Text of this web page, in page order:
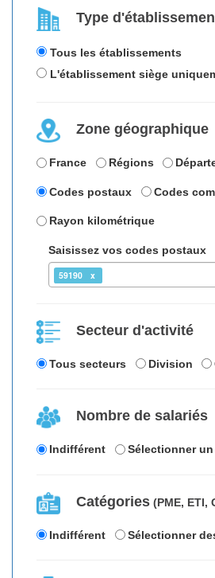
Type
Tous les établissements
L'établissement siège
Zone géographique
France Régions
Codes postaux Codes
Rayon kilométrique
Saisissez vos codes postaux
59190
Secteur d'activité
Tous secteurs Division
Nombre de salariés
Indifférent Sélectionner
Catégories (PME, ETI,
Indifférent Sélectionner